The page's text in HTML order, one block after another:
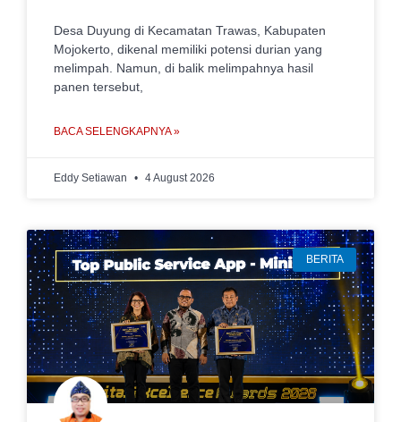
Desa Duyung di Kecamatan Trawas, Kabupaten
Mojokerto, dikenal memiliki potensi durian yang
melimpah. Namun, di balik melimpahnya hasil
panen tersebut,
BACA SELENGKAPNYA »
Eddy Setiawan 4 August 2026
BERITA